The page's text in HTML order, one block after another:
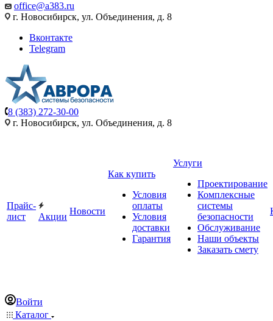
office@a383.ru
г. Новосибирск, ул. Объединения, д. 8
Вконтакте
Telegram
8 (383) 272-30-00
г. Новосибирск, ул. Объединения, д. 8
Прайс-
лист
Акции
Новости
Как купить
Условия
оплаты
Условия
доставки
Гарантия
Услуги
Проектирование
Комплексные
системы
безопасности
Обслуживание
Наши объекты
Заказать смету
Войти
Каталог